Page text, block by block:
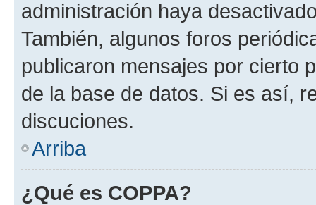
administración haya
También, algunos foros
publicaron mensajes por cierto
de la base de datos. Si es así,
discuciones.
Arriba
¿Qué es COPPA?